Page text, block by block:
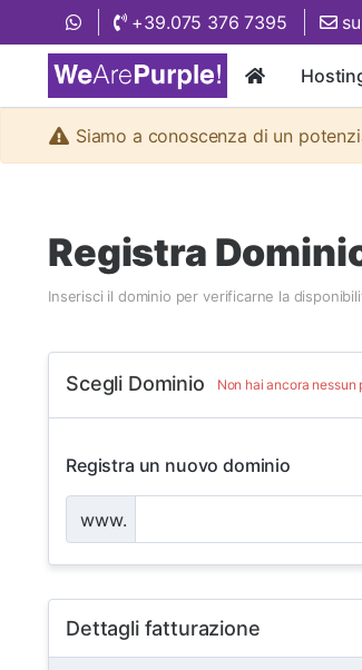
+39.075 376 7395
Siamo a conoscenza di un
Registra
Inserisci il dominio per verificarne la
Scegli Dominio Non hai ancora
Registra un nuovo dominio
www.
Dettagli fatturazione